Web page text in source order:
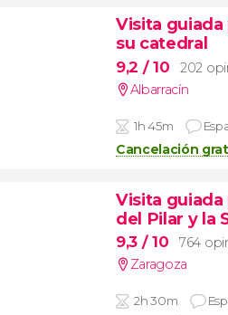
Visita
su catedral
9,2 / 10
202
Albarracín
1h 45m
Cancelación
Visita guiada
del Pilar y la
9,3 / 10
764
Zaragoza
2h 30m